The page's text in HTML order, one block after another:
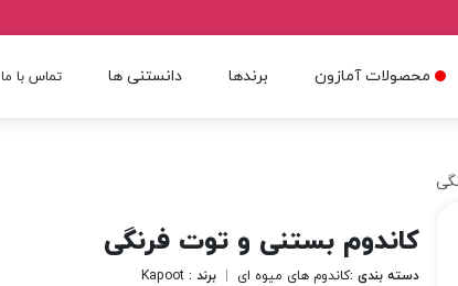
محصولات آمازون برندها دانستنی ها تماس با ما
کاندوم بستنی و توت فرنگی
دسته بندی :کاندوم های میوه ای | برند : Kapoot